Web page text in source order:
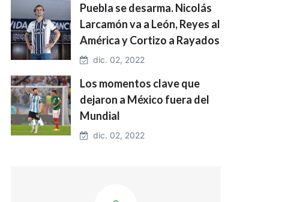
Puebla se desarma. Nicolás
Larcamón va a León, Reyes al
América y Cortizo a Rayados
dic. 02, 2022
Los momentos clave que
dejaron a México fuera del
Mundial
dic. 02, 2022